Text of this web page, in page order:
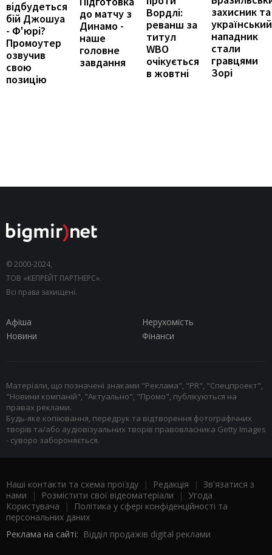
відбудеться
бій Джошуа
- Ф'юрі?
Промоутер
озвучив
свою
позицію
до матчу з
Динамо -
наше
головне
завдання
Вордлі:
реванш за
титул
WBO
очікується
в жовтні
захисник та
український
нападник
стали
гравцями
Зорі
© 2000-2024,
ТОВ «КЕПРЕЙТ ПАРТНЕРС».
Всі права захищені.
Афіша
Нерухомість
Новини
Фінанси
Матеріали, що позначені знаками "Реклама", "PR", "Спецпроект",
"Новини компаній", "Актуально", "Промо", публікуються на
правах реклами.
Будь-яке копіювання, передрук та відтворення фотографічних
творів та/або аудіовізуальних творів правовласника Getty Images
- суворо забороняється.
Наші контакти та схема проїзду | Редакція | Зв'язатися з
нами | Розмістити свої відеоматеріали | Угода
Користувача |
Політика у сфері конфіденційності та
персональних даних
Реклама на сайті: Відділ продажів digital реклами